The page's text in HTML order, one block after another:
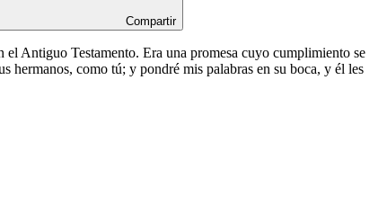
Compartir
Antiguo Testamento. Era una promesa cuyo cumplimiento se
hermanos, como tú; y pondré mis palabras en su boca, y él les